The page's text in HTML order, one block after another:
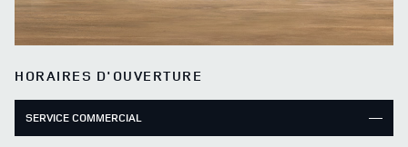
HORAIRES D'OUVERTURE
SERVICE COMMERCIAL